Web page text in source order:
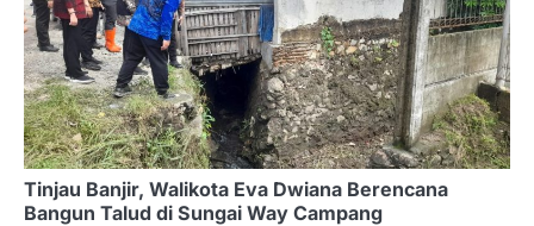
Tinjau Banjir, Walikota Eva Dwiana Berencana
Bangun Talud di Sungai Way Campang